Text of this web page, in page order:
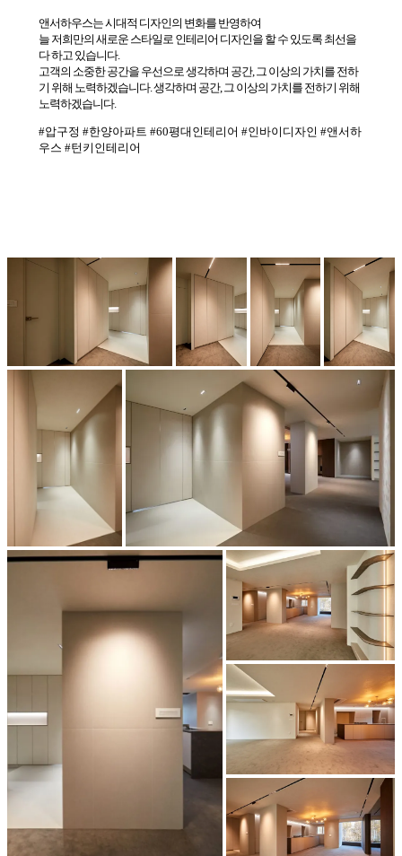
앤서하우스는 시대적 디자인의 변화를 반영하여
늘 저희만의 새로운 스타일로 인테리어 디자인을 할 수 있도록 최선을
다 하고 있습니다.
고객의 소중한 공간을 우선으로 생각하며 공간, 그 이상의 가치를 전하
기 위해 노력하겠습니다. 생각하며 공간, 그 이상의 가치를 전하기 위해
노력하겠습니다.
#압구정 #한양아파트 #60평대인테리어 #인바이디자인 #앤서하
우스 #턴키인테리어